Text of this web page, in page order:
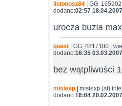
listonosz84 | GG:
dodano:02:57 18.04.2007
urocza buzia
quest | GG: 4817180 |
dodano:16:35 03.03.2007
bez wątpliwości
misiexp | misiexp (at)
dodano:16:04 20.02.2007